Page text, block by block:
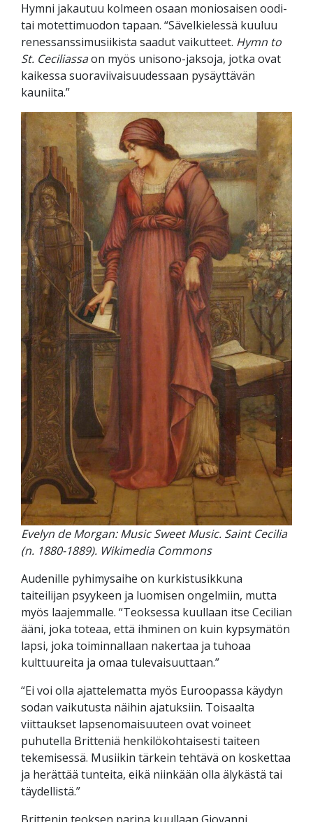
Hymni jakautuu kolmeen osaan moniosaisen oodi-
tai motettimuodon tapaan. “Sävelkielessä kuuluu
renessanssimusiikista saadut vaikutteet. Hymn to
St. Ceciliassaon myös unisono-jaksoja, jotka ovat
kaikessa suoraviivaisuudessaan pysäyttävän
kauniita.”
Evelyn de Morgan: Music Sweet Music. Saint Cecilia
(n. 1880-1889). Wikimedia Commons
Audenille pyhimysaihe on kurkistusikkuna
taiteilijan psyykeen ja luomisen ongelmiin, mutta
myös laajemmalle. “Teoksessa kuullaan itse Cecilian
ääni, joka toteaa, että ihminen on kuin kypsymätön
lapsi, joka toiminnallaan nakertaa ja tuhoaa
kulttuureita ja omaa tulevaisuuttaan.”
“Ei voi olla ajattelematta myös Euroopassa käydyn
sodan vaikutusta näihin ajatuksiin. Toisaalta
viittaukset lapsenomaisuuteen ovat voineet
puhutella Britteniä henkilökohtaisesti taiteen
tekemisessä. Musiikin tärkein tehtävä on koskettaa
ja herättää tunteita, eikä niinkään olla älykästä tai
täydellistä.”